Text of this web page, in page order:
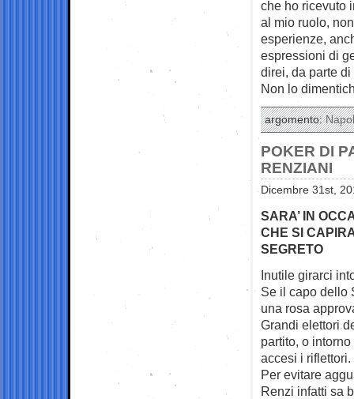
che ho ricevuto
al mio ruolo,
esperienze,
espressioni di
direi, da parte
Non lo
argomento:
POKER DI
RENZIANI
Dicembre 31st,
SARA’ IN
CHE SI
SEGRETO
Inutile girarci
Se il capo dello
una rosa
Grandi elettori
partito, o
accesi i riflettori.
Per evitare
Renzi infatti sa